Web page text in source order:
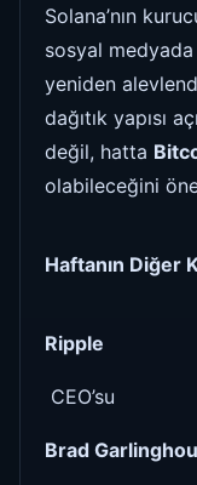
Solana’nın
sosyal medyada
yeniden
dağıtık yapısı
değil, hatta
olabileceğini
Haftanın Diğer
Ripple
CEO’su
Brad